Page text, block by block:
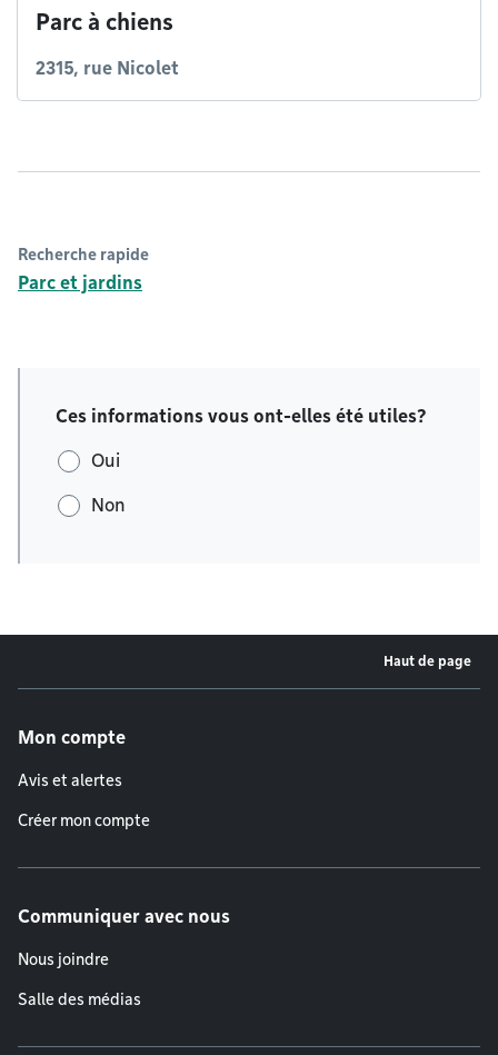
Parc à chiens
2315, rue Nicolet
Recherche rapide
Parc et jardins
Ces informations vous ont-elles été utiles?
Oui
Non
Haut de page
Mon compte
Avis et alertes
Créer mon compte
Communiquer avec nous
Nous joindre
Salle des médias